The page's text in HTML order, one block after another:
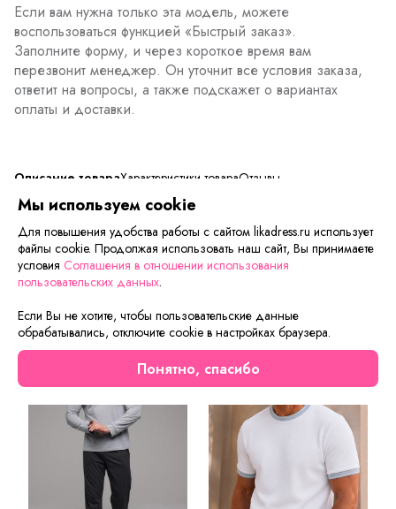
Если вам нужна только эта модель, можете
воспользоваться функцией «Быстрый заказ».
Заполните форму, и через короткое время вам
перезвонит менеджер. Он уточнит все условия заказа,
ответит на вопросы, а также подскажет о вариантах
оплаты и доставки.
Описание товараХарактеристики товараОтзывы
товар уценен в виду незначительного брака и может быть
в разных расцветках, уточняйте у менеджеров
Уценка Новинка
Мы используем cookie
Для повышения удобства работы с сайтом likadress.ru использует
файлы cookie. Продолжая использовать наш сайт, Вы принимаете
условия Соглашения в отношении использования
пользовательских данных.
Если Вы не хотите, чтобы пользовательские данные
обрабатывались, отключите cookie в настройках браузера.
Понятно, спасибо